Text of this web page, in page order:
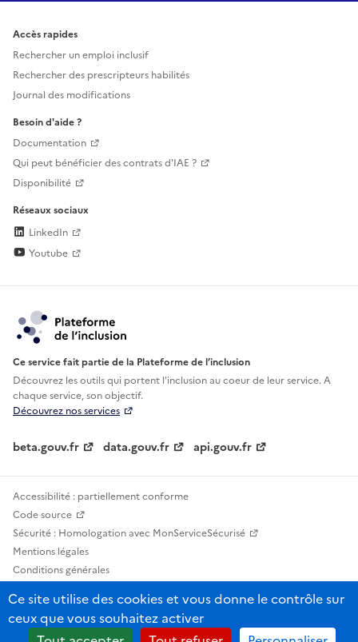
Accès rapides
Rechercher un emploi inclusif
Rechercher des prescripteurs habilités
Journal des modifications
Besoin d'aide ?
Documentation
Qui peut bénéficier des contrats d'IAE ?
Disponibilité
Réseaux sociaux
LinkedIn
Youtube
Ce service fait partie de la Plateforme de l’inclusion
Découvrez les outils qui portent l'inclusion aucoeur de leur service. A
chaque service, son objectif.
Découvrez nos services
beta.gouv.fr data.gouv.fr api.gouv.fr
Accessibilité : partiellement conforme
Code source
Sécurité : Homologation avec MonServiceSécurisé
Mentions légales
Conditions générales
Statistiques, lexiques et indicateurs
Sauf mention contraire, tous les contenus de ce site sont sous licence
Ce site utilise des cookies et vous donne le contrôle sur
ceux que vous souhaitez activer